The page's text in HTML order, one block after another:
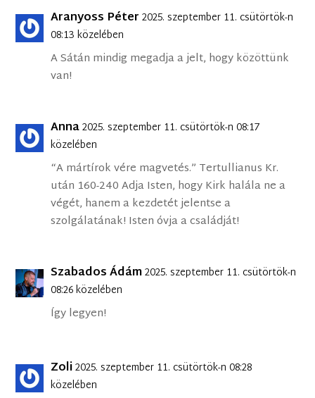
Aranyoss Péter 2025. szeptember 11. csütörtök-n
08:13 közelében
A Sátán mindig megadja a jelt, hogy közöttünk
van!
Anna2025. szeptember 11. csütörtök-n 08:17
közelében
“A mártírok vére magvetés.” Tertullianus Kr.
után 160-240 Adja Isten, hogy Kirk halála ne a
végét, hanem a kezdetét jelentse a
szolgálatának! Isten óvja a családját!
Szabados Ádám2025. szeptember 11. csütörtök-n
08:26 közelében
Így legyen!
Zoli2025. szeptember 11. csütörtök-n 08:28
közelében